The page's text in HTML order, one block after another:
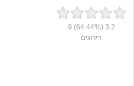
3.2
(64.44%)
9
דירוגים